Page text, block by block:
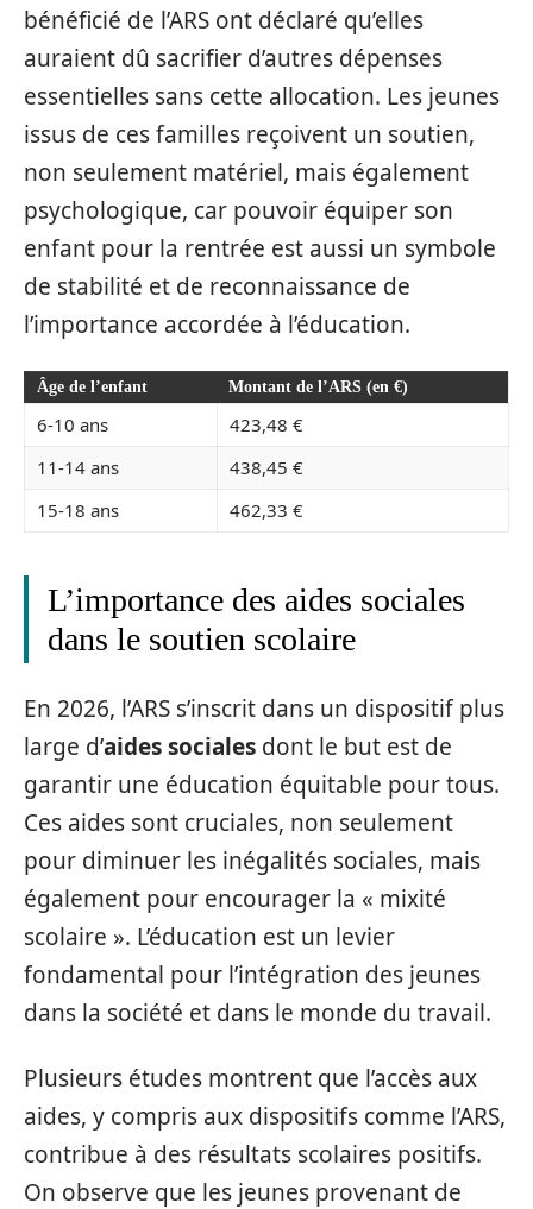
bénéficié de l’ARS ont déclaré qu’elles
auraient dû sacrifier d’autres dépenses
essentielles sans cette allocation. Les jeunes
issus de ces familles reçoivent un soutien,
non seulement matériel, mais également
psychologique, car pouvoir équiper son
enfant pour la rentrée est aussi un symbole
de stabilité et de reconnaissance de
l’importance accordée à l’éducation.
Âge de l’enfant Montant de l’ARS (en €)
6-10 ans
423,48 €
11-14 ans
438,45 €
15-18 ans
462,33 €
L’importance des aides sociales
dans le soutien scolaire
En 2026, l’ARS s’inscrit dans un dispositif plus
large d’aides sociales dont le but est de
garantir une éducation équitable pour tous.
Ces aides sont cruciales, non seulement
pour diminuer les inégalités sociales, mais
également pour encourager la « mixité
scolaire ». L’éducation est un levier
fondamental pour l’intégration des jeunes
dans la société et dans le monde du travail.
Plusieurs études montrent que l’accès aux
aides, y compris aux dispositifs comme l’ARS,
contribue à des résultats scolaires positifs.
On observe que les jeunes provenant de